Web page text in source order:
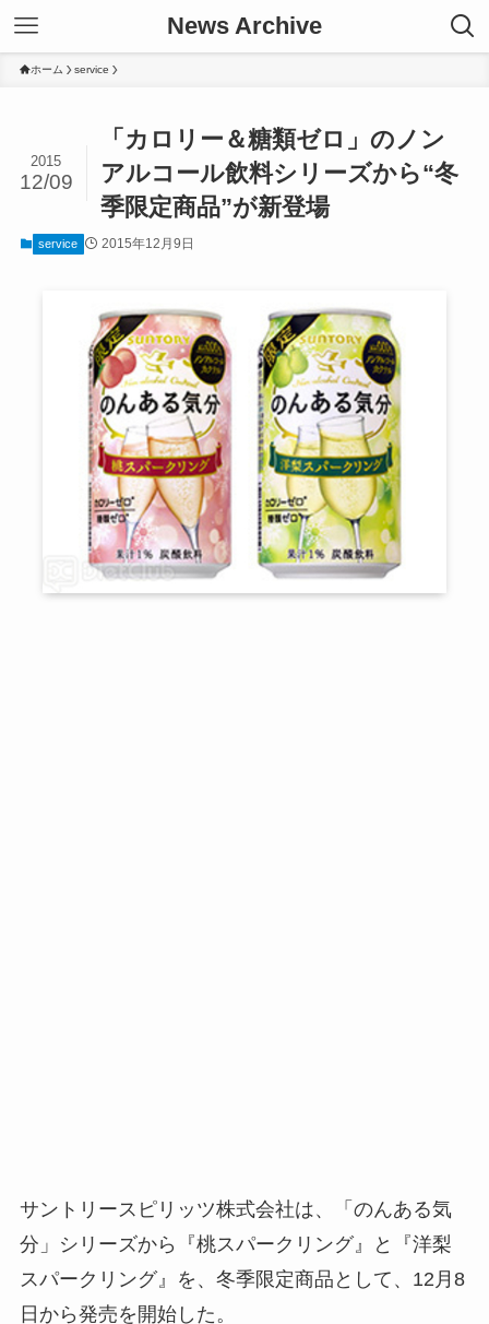
News Archive
ホーム service
「カロリー＆糖類ゼロ」のノン
アルコール飲料シリーズから“冬
季限定商品”が新登場
2015
12/09
service 2015年12月9日
サントリースピリッツ株式会社は、「のんある気
分」シリーズから『桃スパークリング』と『洋梨
スパークリング』を、冬季限定商品として、12月8
日から発売を開始した。